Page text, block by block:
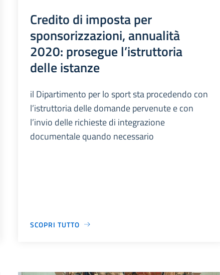
Credito di imposta per
sponsorizzazioni, annualità
2020: prosegue l’istruttoria
delle istanze
il Dipartimento per lo sport sta procedendo con
l’istruttoria delle domande pervenute e con
l’invio delle richieste di integrazione
documentale quando necessario
SCOPRI TUTTO